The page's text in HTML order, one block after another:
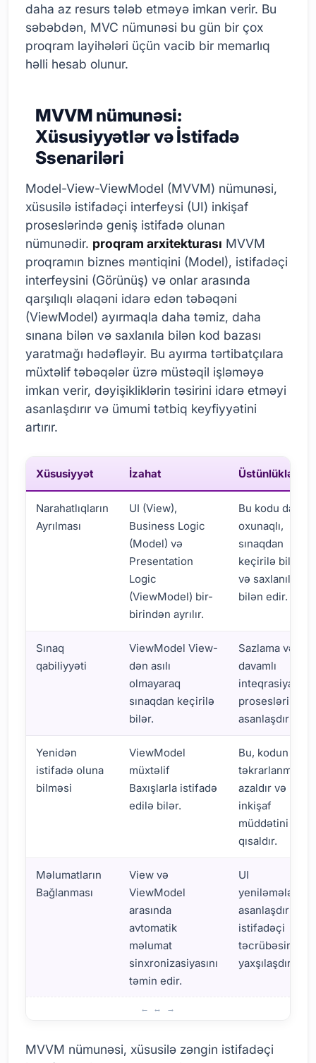
daha az resurs tələb etməyə imkan verir. Bu
səbəbdən, MVC nümunəsi bu gün bir çox
proqram layihələri üçün vacib bir memarlıq
həlli hesab olunur.
MVVM nümunəsi:
Xüsusiyyətlər və İstifadə
Ssenariləri
Model-View-ViewModel (MVVM) nümunəsi,
xüsusilə istifadəçi interfeysi (UI) inkişaf
proseslərində geniş istifadə olunan
nümunədir. proqram arxitekturası MVVM
proqramın biznes məntiqini (Model), istifadəçi
interfeysini (Görünüş) və onlar arasında
qarşılıqlı əlaqəni idarə edən təbəqəni
(ViewModel) ayırmaqla daha təmiz, daha
sınana bilən və saxlanıla bilən kod bazası
yaratmağı hədəfləyir. Bu ayırma tərtibatçılara
müxtəlif təbəqələr üzrə müstəqil işləməyə
imkan verir, dəyişikliklərin təsirini idarə etməyi
asanlaşdırır və ümumi tətbiq keyfiyyətini
artırır.
Xüsusiyyət İzahat Üstünlüklər
Narahatlıqların
Ayrılması
UI (View),
Business Logic
(Model) və
Presentation
Logic
(ViewModel) bir-
birindən ayrılır.
Bu kodu daha
oxunaqlı,
sınaqdan
keçirilə bilən
və saxlanıla
bilən edir.
Sınaq
qabiliyyəti
ViewModel View-
dən asılı
olmayaraq
sınaqdan keçirilə
bilər.
Sazlama və
davamlı
inteqrasiya
proseslərini
asanlaşdırır.
Yenidən
istifadə oluna
bilməsi
ViewModel
müxtəlif
Baxışlarla istifadə
edilə bilər.
Bu, kodun
təkrarlanmasını
azaldır və
inkişaf
müddətini
qısaldır.
Məlumatların
Bağlanması
View və
ViewModel
arasında
avtomatik
məlumat
sinxronizasiyasını
təmin edir.
UI
yeniləmələrini
asanlaşdırır və
istifadəçi
təcrübəsini
yaxşılaşdırır.
MVVM nümunəsi, xüsusilə zəngin istifadəçi